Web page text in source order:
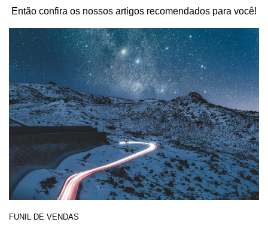
Então confira os nossos artigos recomendados para você!
FUNIL DE VENDAS